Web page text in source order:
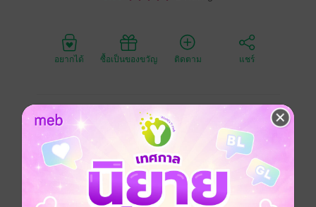
อยากได้ ซื้อเป็นของขวัญ ติดตาม แชร์
ครูอาสาจากดอย ทะลุมิติมาเป็นฮูหยินหม้ายในจวนแม่ทัพ
เมื่อหัวใจที่เคยโดดเดี่ยวได้พบความอบอุ่นจากพ่อสามีผู้
แสนอ่อนโยน ความรักต้องห้ามจึงเริ่มผลิบาน ท่ามกลางคำ
ครหาและโชคชะตา
จีนโบราณ ทะลุมิติ โรแมนติก ครอบครัว